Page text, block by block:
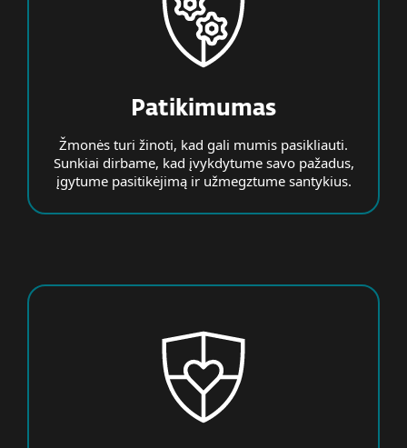
Patikimumas
Žmonės turi žinoti, kad gali mumis pasikliauti.
Sunkiai dirbame, kad įvykdytume savo pažadus,
įgytume pasitikėjimą ir užmegztume santykius.